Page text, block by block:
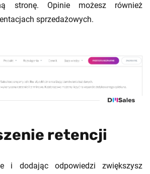
stronę. Opinie możesz również
sprzedażowych.
retencji
i dodając odpowiedzi zwiększysz